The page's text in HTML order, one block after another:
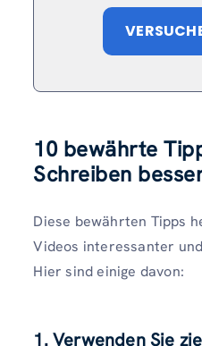
10 bewährte
Schreiben
Diese bewährten Tipps
Videos interessanter
Hier sind einige davon:
1. Verwenden Sie